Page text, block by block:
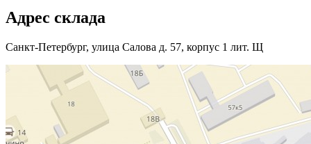
Адрес склада
Санкт-Петербург, улица Салова д. 57, корпус 1 лит. Щ